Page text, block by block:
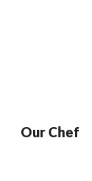
Our Chef